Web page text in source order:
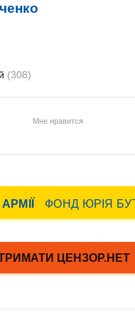
(308)
Мне нравится